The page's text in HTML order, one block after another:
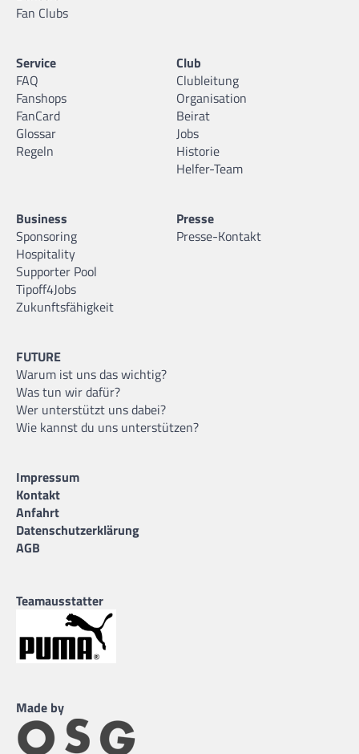
Fan Clubs
Service
FAQ
Fanshops
FanCard
Glossar
Regeln
Club
Clubleitung
Organisation
Beirat
Jobs
Historie
Helfer-Team
Business
Sponsoring
Hospitality
Supporter Pool
Tipoff4Jobs
Zukunftsfähigkeit
Presse
Presse-Kontakt
FUTURE
Warum ist uns das wichtig?
Was tun wir dafür?
Wer unterstützt uns dabei?
Wie kannst du uns unterstützen?
Impressum
Kontakt
Anfahrt
Datenschutzerklärung
AGB
Teamausstatter
Made by